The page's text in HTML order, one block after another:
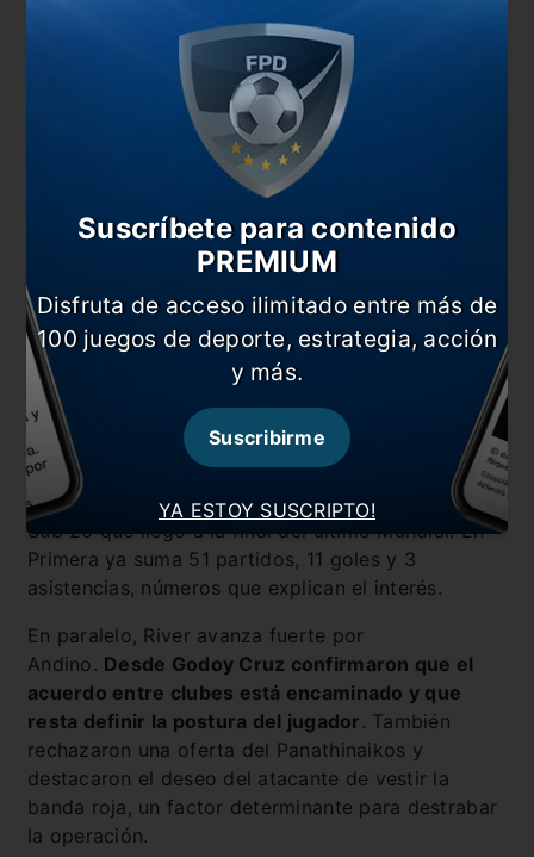
La prioridad para Carrizo es el Viejo
Carrizo, con apenas 19 años, es una de las
grandes apariciones recientes del fútbol argentino.
Fue figura en Vélez y pieza clave de la Selección
Sub 20 que llegó a la final del último Mundial. En
Primera ya suma 51 partidos, 11 goles y 3
asistencias, números que explican el interés.
En paralelo, River avanza fuerte por
Andino. Desde Godoy Cruz confirmaron que el
acuerdo entre clubes está encaminado y que
resta definir la postura del jugador . También
rechazaron una oferta del Panathinaikos y
destacaron el deseo del atacante de vestir la
banda roja, un factor determinante para destrabar
la operación.
YA ESTOY SUSCRIPTO!
Suscríbete para contenido
PREMIUM
Disfruta de acceso ilimitado entre más de
100 juegos de deporte, estrategia, acción
y más.
Suscribirme